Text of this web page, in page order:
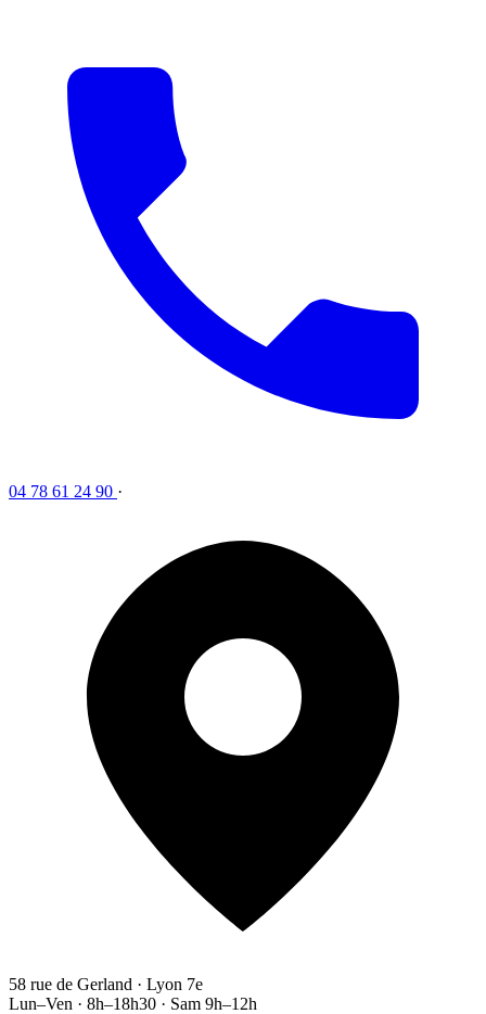
04 78 61 24 90 ·
58 rue de Gerland · Lyon 7e
Lun–Ven · 8h–18h30 · Sam 9h–12h